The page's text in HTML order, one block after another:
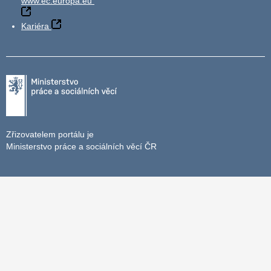
Kariéra
Zřizovatelem portálu je
Ministerstvo práce a sociálních věcí ČR